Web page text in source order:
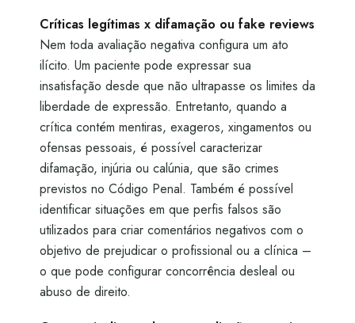
Críticas legítimas x difamação ou fake reviews
Nem toda avaliação negativa configura um ato
ilícito. Um paciente pode expressar sua
insatisfação desde que não ultrapasse os limites da
liberdade de expressão. Entretanto, quando a
crítica contém mentiras, exageros, xingamentos ou
ofensas pessoais, é possível caracterizar
difamação, injúria ou calúnia, que são crimes
previstos no Código Penal. Também é possível
identificar situações em que perfis falsos são
utilizados para criar comentários negativos com o
objetivo de prejudicar o profissional ou a clínica –
o que pode configurar concorrência desleal ou
abuso de direito.